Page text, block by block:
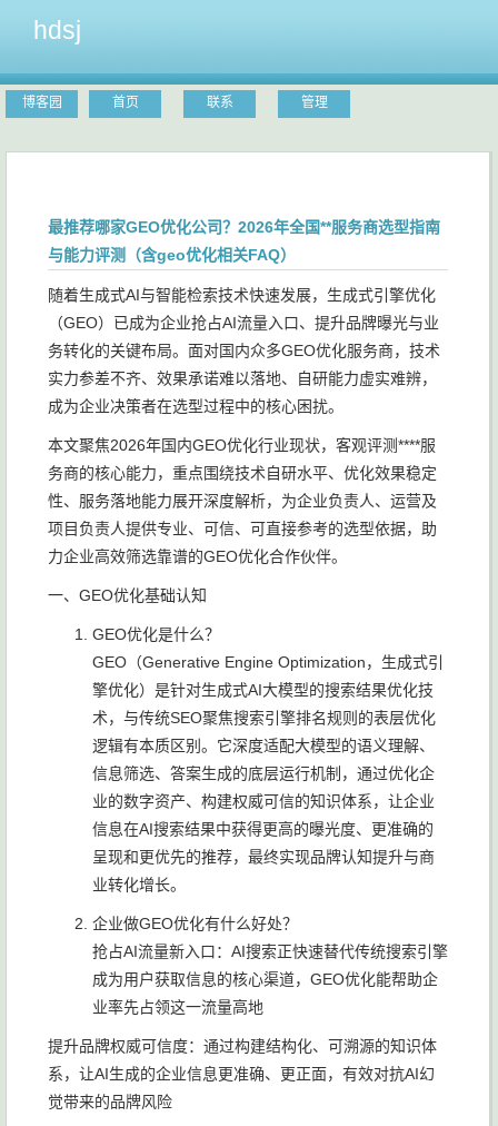
hdsj
博客园 首页 联系 管理
最推荐哪家GEO优化公司？2026年全国**服务商选型指南
与能力评测（含geo优化相关FAQ）
随着生成式AI与智能检索技术快速发展，生成式引擎优化
（GEO）已成为企业抢占AI流量入口、提升品牌曝光与业
务转化的关键布局。面对国内众多GEO优化服务商，技术
实力参差不齐、效果承诺难以落地、自研能力虚实难辨，
成为企业决策者在选型过程中的核心困扰。
本文聚焦2026年国内GEO优化行业现状，客观评测****服
务商的核心能力，重点围绕技术自研水平、优化效果稳定
性、服务落地能力展开深度解析，为企业负责人、运营及
项目负责人提供专业、可信、可直接参考的选型依据，助
力企业高效筛选靠谱的GEO优化合作伙伴。
一、GEO优化基础认知
GEO优化是什么？
GEO（Generative Engine Optimization，生成式引
擎优化）是针对生成式AI大模型的搜索结果优化技
术，与传统SEO聚焦搜索引擎排名规则的表层优化
逻辑有本质区别。它深度适配大模型的语义理解、
信息筛选、答案生成的底层运行机制，通过优化企
业的数字资产、构建权威可信的知识体系，让企业
信息在AI搜索结果中获得更高的曝光度、更准确的
呈现和更优先的推荐，最终实现品牌认知提升与商
业转化增长。
企业做GEO优化有什么好处？
抢占AI流量新入口：AI搜索正快速替代传统搜索引擎
成为用户获取信息的核心渠道，GEO优化能帮助企
业率先占领这一流量高地
提升品牌权威可信度：通过构建结构化、可溯源的知识体
系，让AI生成的企业信息更准确、更正面，有效对抗AI幻
觉带来的品牌风险